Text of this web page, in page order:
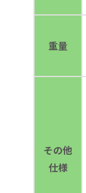
重量
その他
仕様